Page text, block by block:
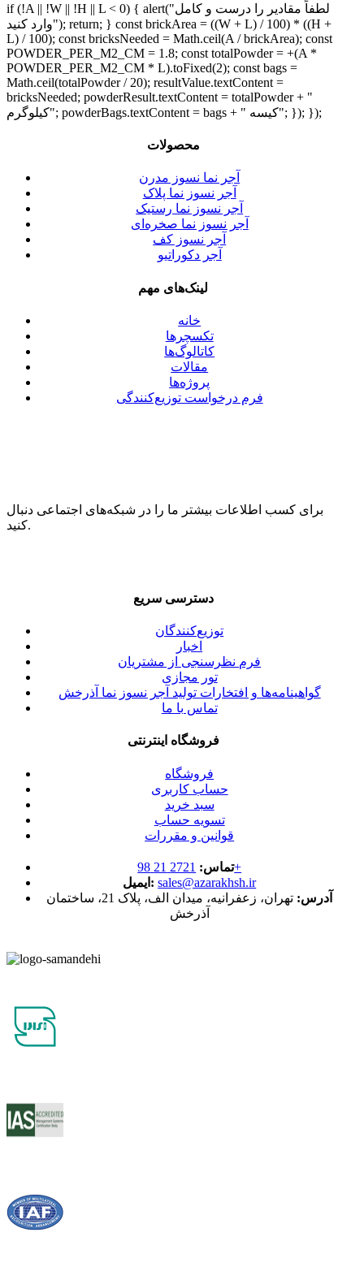
if (!A || !W || !H || L < 0) { alert("لطفاً مقادیر را درست و کامل
وارد کنید"); return; } const brickArea = ((W + L) / 100) * ((H +
L) / 100); const bricksNeeded = Math.ceil(A / brickArea); const
POWDER_PER_M2_CM = 1.8; const totalPowder = +(A *
POWDER_PER_M2_CM * L).toFixed(2); const bags =
Math.ceil(totalPowder / 20); resultValue.textContent =
bricksNeeded; powderResult.textContent = totalPowder + "
کیلوگرم"; powderBags.textContent = bags + " کیسه"; }); });
محصولات
آجر نما نسوز مدرن
آجر نسوز نما پلاک
آجر نسوز نما رستیک
آجر نسوز نما صخره‌ای
آجر نسوز کف
آجر دکوراتیو
لینک‌های مهم
خانه
تکسچرها
کاتالوگ‌ها
مقالات
پروژه‌ها
فرم درخواست توزیع‌کنندگی
برای کسب اطلاعات بیشتر ما را در شبکه‌های اجتماعی دنبال
کنید.
دسترسی سریع
توزیع‌کنندگان
اخبار
فرم نظرسنجی از مشتریان
تور مجازی
گواهینامه‌ها و افتخارات تولید آجر نسوز نما آذرخش
تماس با ما
فروشگاه اینترنتی
فروشگاه
حساب کاربری
سبد خرید
تسویه حساب
قوانین و مقررات
تماس:2721 21 98+
ایمیل: sales@azarakhsh.ir
آدرس:
تهران، زعفرانیه، میدان الف، پلاک 21، ساختمان
آذرخش